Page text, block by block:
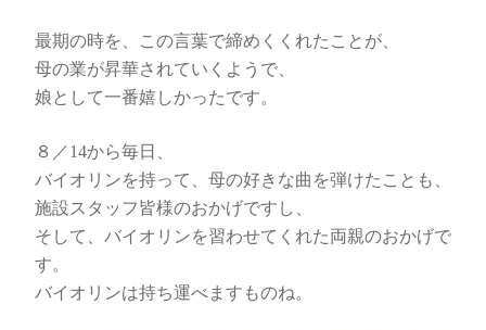
最期の時を、この言葉で締めくくれたことが、
母の業が昇華されていくようで、
娘として一番嬉しかったです。
８／14から毎日、
バイオリンを持って、母の好きな曲を弾けたことも、
施設スタッフ皆様のおかげですし、
そして、バイオリンを習わせてくれた両親のおかげで
す。
バイオリンは持ち運べますものね。